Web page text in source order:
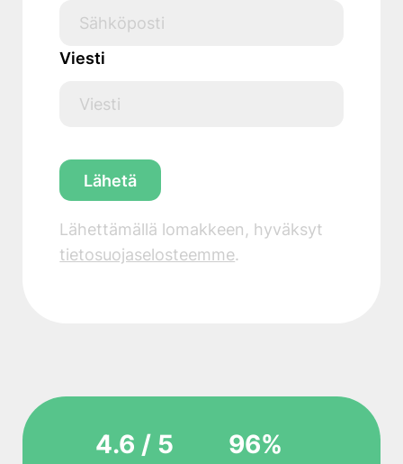
Viesti
Lähettämällä lomakkeen, hyväksyt
tietosuojaselosteemme.
4.6 / 5 96%